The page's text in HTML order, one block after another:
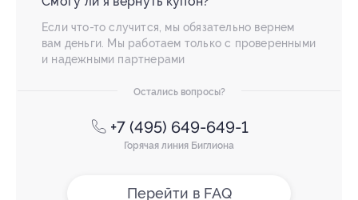
Если что-то случится, мы обязательно вернем
вам деньги. Мы работаем только с проверенными
и надежными партнерами
Остались вопросы?
+7 (495) 649-649-1
Горячая линия Биглиона
Перейти в FAQ